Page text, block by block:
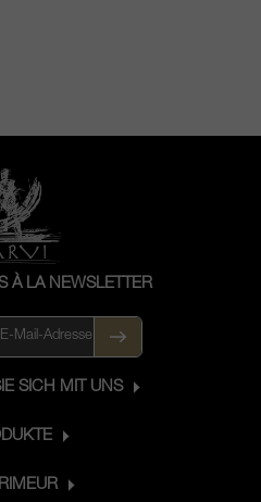
mit seiner
von gut
auch von
dank der
Weine, die aus
Ambiente
und natürlich.
À LA NEWSLETTER
SICH MIT UNS